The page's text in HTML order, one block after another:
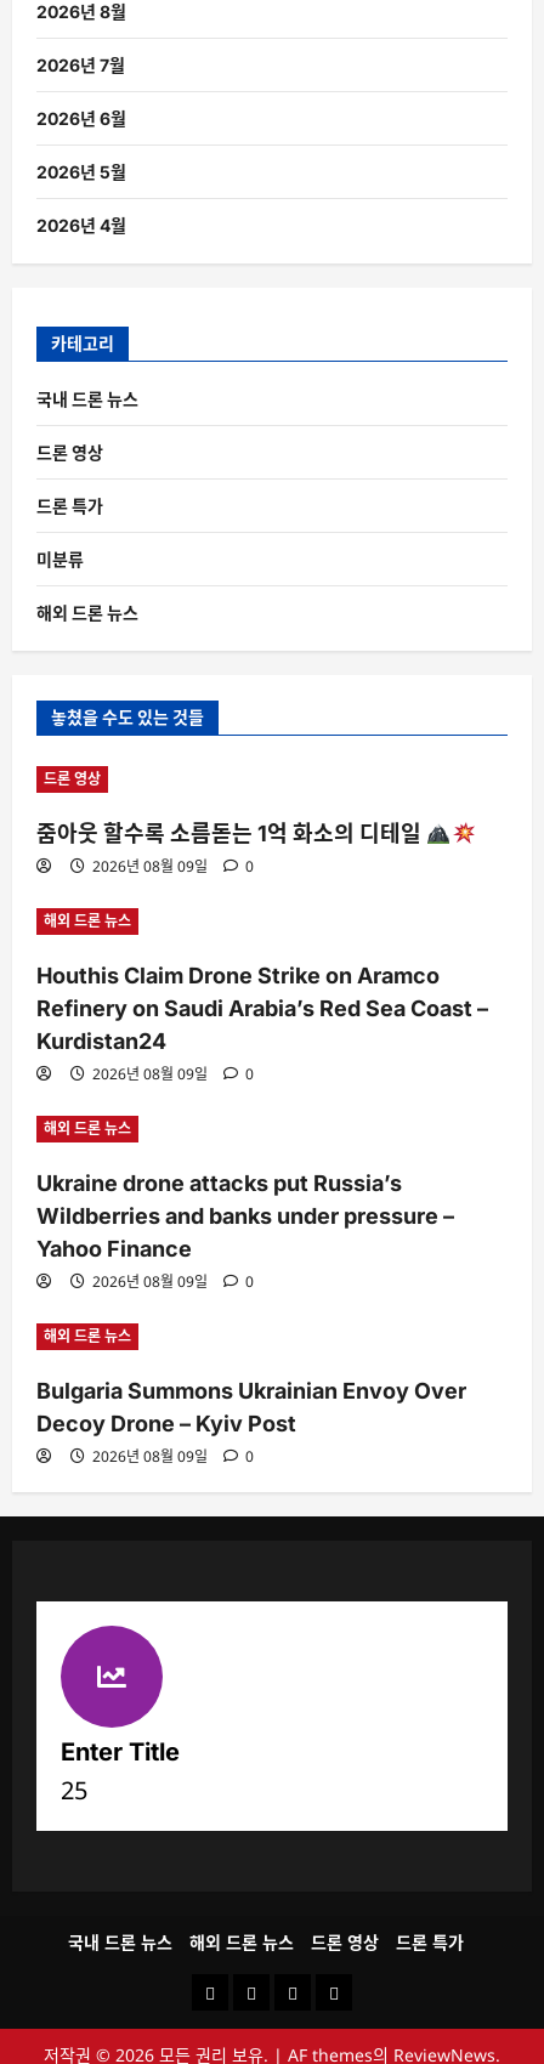
2026년 8월
2026년 7월
2026년 6월
2026년 5월
2026년 4월
카테고리
국내 드론 뉴스
드론 영상
드론 특가
미분류
해외 드론 뉴스
놓쳤을 수도 있는 것들
드론 영상
줌아웃 할수록 소름돋는 1억 화소의 디테일
2026년 08월 09일 0
해외 드론 뉴스
Houthis Claim Drone Strike on Aramco
Refinery on Saudi Arabia’s Red Sea Coast –
Kurdistan24
2026년 08월 09일 0
해외 드론 뉴스
Ukraine drone attacks put Russia’s
Wildberries and banks under pressure –
Yahoo Finance
2026년 08월 09일 0
해외 드론 뉴스
Bulgaria Summons Ukrainian Envoy Over
Decoy Drone – Kyiv Post
2026년 08월 09일 0
Enter Title
25
국내 드론 뉴스 해외 드론 뉴스 드론 영상 드론 특가
국
내
해
외
드
론
드
론
저작권 © 2026 모든 권리 보유. | AF themes의 ReviewNews.